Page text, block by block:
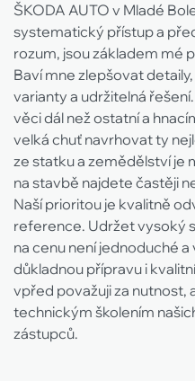
ŠKODA AUTO v Mladé
systematický přístup a
rozum, jsou základem mé
Baví mne zlepšovat
varianty a udržitelná
věci dál než ostatní a
velká chuť navrhovat ty
ze statku a zemědělství je
na stavbě najdete častěji
Naší prioritou je kvalitně
reference. Udržet vysoký
na cenu není jednoduché
důkladnou přípravu i
vpřed považuji za nutnost,
technickým školením
zástupců.